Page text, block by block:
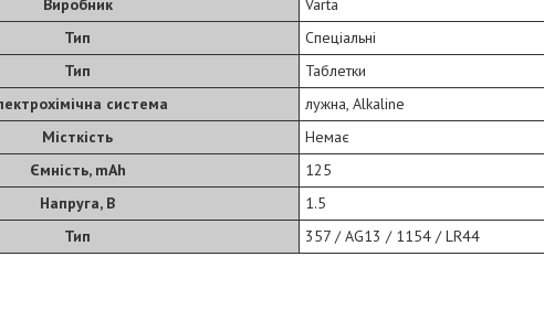
Виробник
Varta
Тип
Спеціальні
Тип
Таблетки
система
лужна, Alkaline
Місткість
Немає
Ємність, mAh
125
Напруга, В
1.5
Тип
357 / AG13 / 1154 / LR44